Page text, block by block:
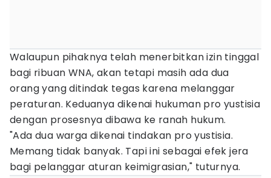
Walaupun pihaknya telah menerbitkan izin tinggal
bagi ribuan WNA, akan tetapi masih ada dua
orang yang ditindak tegas karena melanggar
peraturan. Keduanya dikenai hukuman pro yustisia
dengan prosesnya dibawa ke ranah hukum.
"Ada dua warga dikenai tindakan pro yustisia.
Memang tidak banyak. Tapi ini sebagai efek jera
bagi pelanggar aturan keimigrasian," tuturnya.